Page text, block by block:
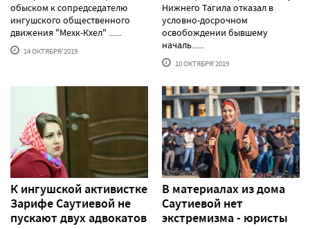
обыском к сопредседателю
ингушского общественного
движения "Мехк-Кхел" ......
14 ОКТЯБРЯ'2019
Нижнего Тагила отказал в
условно-досрочном
освобождении бывшему
началь......
10 ОКТЯБРЯ'2019
К ингушской активистке
Зарифе Саутиевой не
пускают двух адвокатов
В материалах из дома
Саутиевой нет
экстремизма - юристы